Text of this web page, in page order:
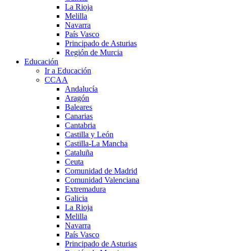
La Rioja
Melilla
Navarra
País Vasco
Principado de Asturias
Región de Murcia
Educación
Ir a Educación
CCAA
Andalucía
Aragón
Baleares
Canarias
Cantabria
Castilla y León
Castilla-La Mancha
Cataluña
Ceuta
Comunidad de Madrid
Comunidad Valenciana
Extremadura
Galicia
La Rioja
Melilla
Navarra
País Vasco
Principado de Asturias